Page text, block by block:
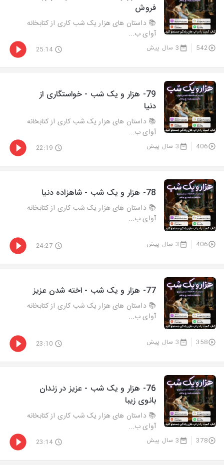
فروش
📚 داستان های هزار یک شب کاری از کتابخانه
آوای ب...
542 3 سال پیش 25:14
79- هزار و يک شب - خواستگاری از
دنیا
📚 داستان های هزار یک شب کاری از کتابخانه
آوای ب...
406 3 سال پیش 22:19
78- هزار و يک شب - شاهزاده دنیا
📚 داستان های هزار یک شب کاری از کتابخانه
آوای ب...
406 3 سال پیش 24:27
77- هزار و يک شب - اخته شدن عزیز
📚 داستان های هزار یک شب کاری از کتابخانه
آوای ب...
358 3 سال پیش 23:10
76- هزار و يک شب - عزیز در زندان
بانوی زیبا
📚 داستان های هزار یک شب کاری از کتابخانه
آوای ب...
378 3 سال پیش 23:14